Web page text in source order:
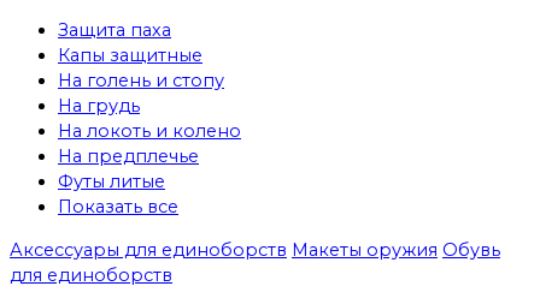
Защита паха
Капы защитные
На голень и стопу
На грудь
На локоть и колено
На предплечье
Футы литые
Показать все
Аксессуары для единоборств Макеты оружия Обувь
для единоборств